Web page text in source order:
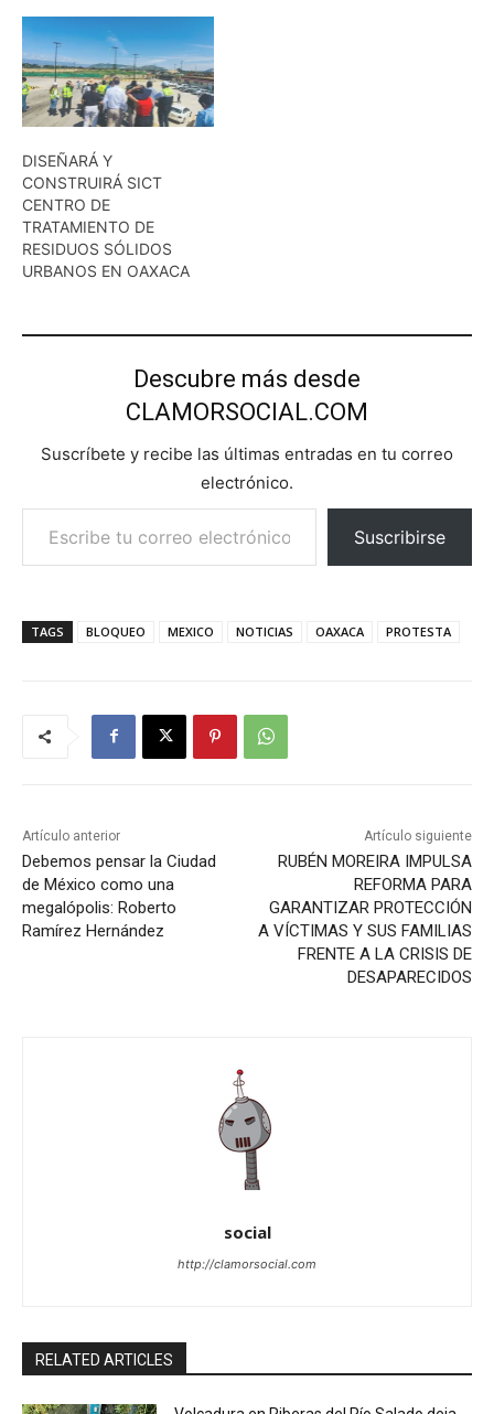
DISEÑARÁ Y
CONSTRUIRÁ SICT
CENTRO DE
TRATAMIENTO DE
RESIDUOS SÓLIDOS
URBANOS EN OAXACA
Descubre más desde
CLAMORSOCIAL.COM
Suscríbete y recibe las últimas entradas en tu correo
electrónico.
Escribe tu correo electrónico…
Suscribirse
TAGS BLOQUEO MEXICO NOTICIAS OAXACA PROTESTA
Artículo anterior
Debemos pensar la Ciudad
de México como una
megalópolis: Roberto
Ramírez Hernández
Artículo siguiente
RUBÉN MOREIRA IMPULSA
REFORMA PARA
GARANTIZAR PROTECCIÓN
A VÍCTIMAS Y SUS FAMILIAS
FRENTE A LA CRISIS DE
DESAPARECIDOS
social
http://clamorsocial.com
RELATED ARTICLES